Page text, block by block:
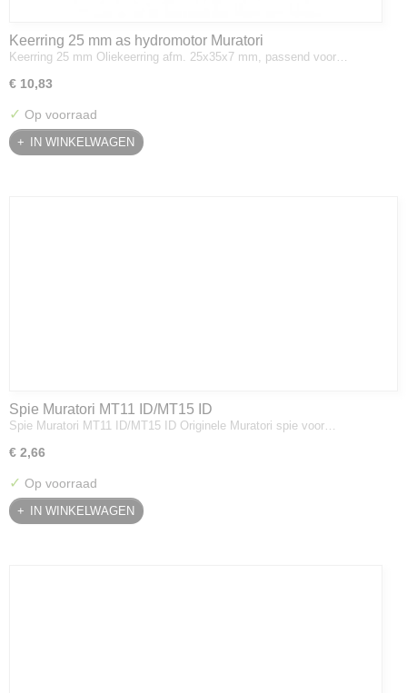
Keerring 25 mm as hydromotor Muratori
Keerring 25 mm Oliekeerring afm. 25x35x7 mm, passend voor…
€ 10,83
✓ Op voorraad
IN WINKELWAGEN
Spie Muratori MT11 ID/MT15 ID
Spie Muratori MT11 ID/MT15 ID Originele Muratori spie voor…
€ 2,66
✓ Op voorraad
IN WINKELWAGEN